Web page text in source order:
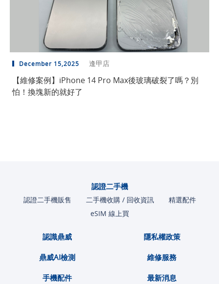
December 15,2025 逢甲店
【維修案例】iPhone 14 Pro Max後玻璃破裂了嗎？別
怕！換塊新的就好了
認證二手機
認證二手機販售 二手機收購 / 回收資訊
精選配件
eSIM 線上買
認識鼎威 隱私權政策
鼎威AI檢測 維修服務
手機配件 最新消息